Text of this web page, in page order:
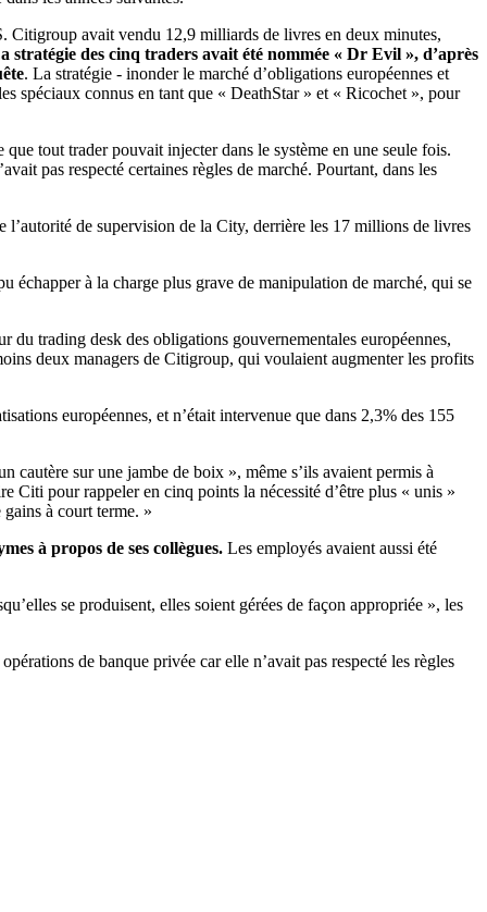
Citigroup avait vendu 12,9 milliards de livres en deux minutes,
stratégie des cinq traders avait été nommée « Dr Evil », d’après
. La stratégie - inonder le marché d’obligations européennes et
spéciaux connus en tant que « DeathStar » et « Ricochet », pour
tout trader pouvait injecter dans le système en une seule fois.
pas respecté certaines règles de marché. Pourtant, dans les
de supervision de la City, derrière les 17 millions de livres
échapper à la charge plus grave de manipulation de marché, qui se
du trading desk des obligations gouvernementales européennes,
deux managers de Citigroup, qui voulaient augmenter les profits
européennes, et n’était intervenue que dans 2,3% des 155
cautère sur une jambe de boix », même s’ils avaient permis à
Citi pour rappeler en cinq points la nécessité d’être plus « unis »
à court terme. »
à propos de ses collègues. Les employés avaient aussi été
se produisent, elles soient gérées de façon appropriée », les
de banque privée car elle n’avait pas respecté les règles